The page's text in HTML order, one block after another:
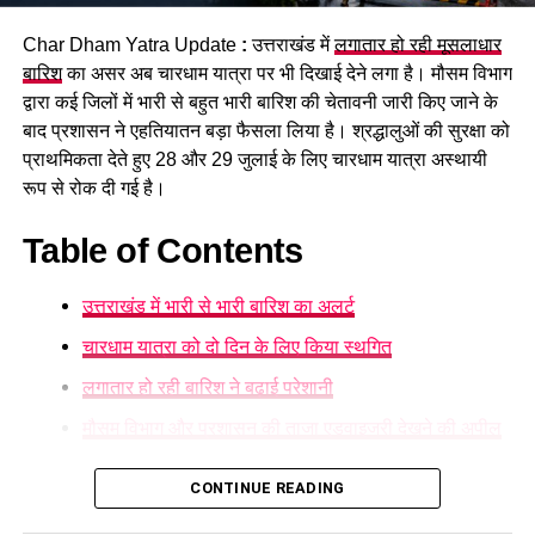
पुलिस ने शवों को कब्जे में लेकर पोस्टमार्टम की कार्रवाई शुरू कर दी है।
प्रशासन की ओर से श्रद्धालुओं से अपील की जा रही है कि वे निर्धारित और
सुरक्षित घाटों पर ही स्नान करें और चेतावनी वाले स्थानों पर जाने से बचें।
Char Dham Yatra Update : उत्तराखंड मेंलगातार हो रही मूसलाधार
बारिशका असर अब चारधाम यात्रा पर भी दिखाई देने लगा है। मौसम विभाग
द्वारा कई जिलों में भारी से बहुत भारी बारिश की चेतावनी जारी किए जाने के
बाद प्रशासन ने एहतियातन बड़ा फैसला लिया है। श्रद्धालुओं की सुरक्षा को
प्राथमिकता देते हुए 28 और 29 जुलाई के लिए चारधाम यात्रा अस्थायी
रूप से रोक दी गई है।
Table of Contents
उत्तराखंड में भारी से भारी बारिश का अलर्ट
चारधाम यात्रा को दो दिन के लिए किया स्थगित
लगातार हो रही बारिश ने बढ़ाई परेशानी
उत्तराखंड में भारी से भारी बारिश का अलर्ट
CONTINUE READING